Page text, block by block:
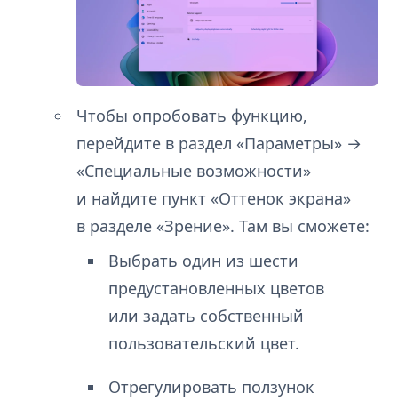
Чтобы опробовать функцию,
перейдите в раздел «Параметры» →
«Специальные возможности»
и найдите пункт «Оттенок экрана»
в разделе «Зрение». Там вы сможете:
Выбрать один из шести
предустановленных цветов
или задать собственный
пользовательский цвет.
Отрегулировать ползунок